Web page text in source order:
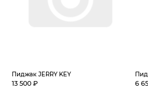
Пиджак JERRY KEY
13 500 ₽ 6